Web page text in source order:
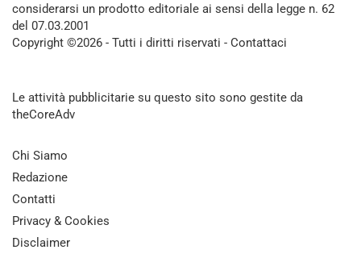
considerarsi un prodotto editoriale ai sensi della legge n. 62
del 07.03.2001
Copyright ©2026 - Tutti i diritti riservati - Contattaci
Le attività pubblicitarie su questo sito sono gestite da
theCoreAdv
Chi Siamo
Redazione
Contatti
Privacy & Cookies
Disclaimer